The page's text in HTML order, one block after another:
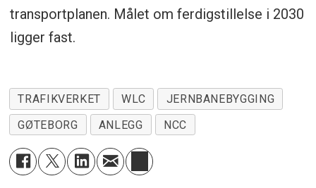
transportplanen. Målet om ferdigstillelse i 2030
ligger fast.
TRAFIKVERKET WLC
JERNBANEBYGGING
GØTEBORG
ANLEGG NCC